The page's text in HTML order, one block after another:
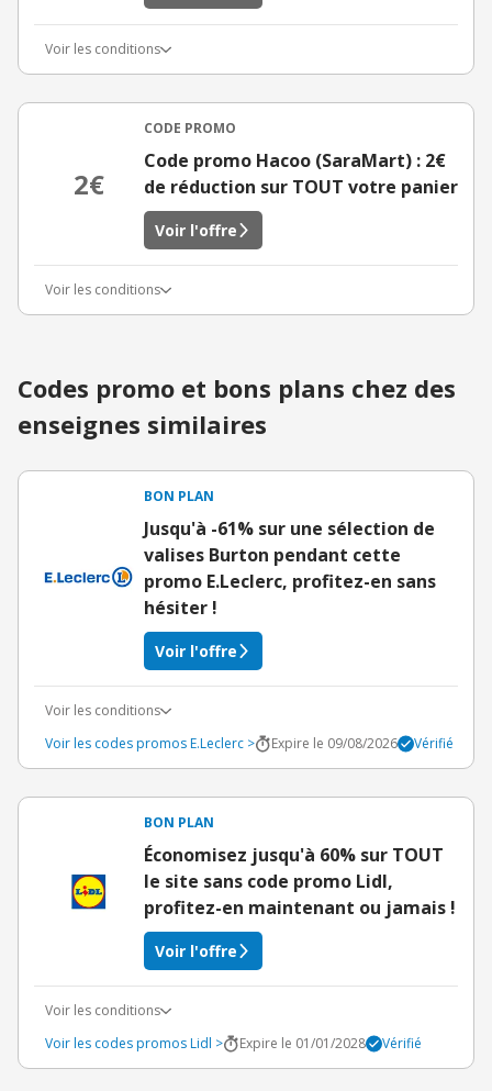
Voir les conditions
2€
CODE PROMO
Code promo Hacoo (SaraMart) : 2€
de réduction sur TOUT votre panier
Voir l'offre
Voir les conditions
Codes promo et bons plans chez des
enseignes similaires
BON PLAN
Jusqu'à -61% sur une sélection de
valises Burton pendant cette
promo E.Leclerc, profitez-en sans
hésiter !
Voir l'offre
Voir les conditions
Voir les codes promos E.Leclerc >
Expire le 09/08/2026 Vérifié
BON PLAN
Économisez jusqu'à 60% sur TOUT
le site sans code promo Lidl,
profitez-en maintenant ou jamais !
Voir l'offre
Voir les conditions
Voir les codes promos Lidl >
Expire le 01/01/2028 Vérifié